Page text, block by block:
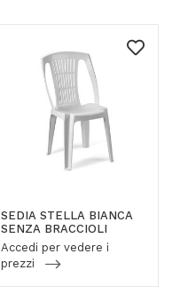
SEDIA STELLA BIANCA
SENZA BRACCIOLI
Accedi per vedere i
prezzi